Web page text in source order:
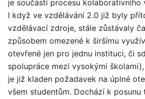
je součástí procesu kolaborativního
I když ve vzdělávání 2.0 již byly
vzdělávací zdroje, stále zůstávaly
způsobem omezené k širšímu
otevřené jen pro jednu instituci, či
spolupráce mezi vysokými
je již kladen požadavek na úplné
všem studentům. Dochází k posunu